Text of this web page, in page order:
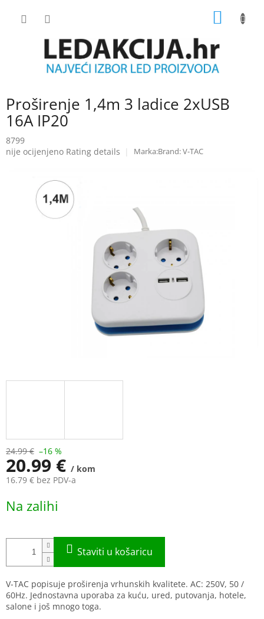
Proširenje 1,4m 3 ladice 2xUSB
16A IP20
8799
The
nije ocijenjeno Rating details Brand:V-TAC
24.99 € –16 %
20.99 € / kom
16.79 € bez PDV-a
price:
Na zalihi
V-TAC popisuje proširenja vrhunskih kvalitete. AC: 250V, 50 /
60Hz. Jednostavna uporaba za kuću, ured, putovanja, hotele,
salone i još mnogo toga.